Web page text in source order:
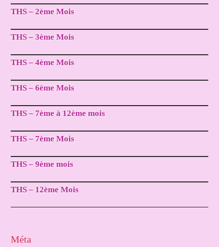
THS – 2ème Mois
THS – 3ème Mois
THS – 4ème Mois
THS – 6ème Mois
THS – 7ème à 12ème mois
THS – 7ème Mois
THS – 9ème mois
THS – 12ème Mois
Méta